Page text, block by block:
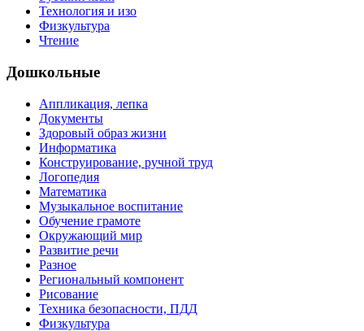
Технология и изо
Физкультура
Чтение
Дошкольные
Аппликация, лепка
Документы
Здоровый образ жизни
Информатика
Конструирование, ручной труд
Логопедия
Математика
Музыкальное воспитание
Обучение грамоте
Окружающий мир
Развитие речи
Разное
Региональный компонент
Рисование
Техника безопасности, ПДД
Физкультура